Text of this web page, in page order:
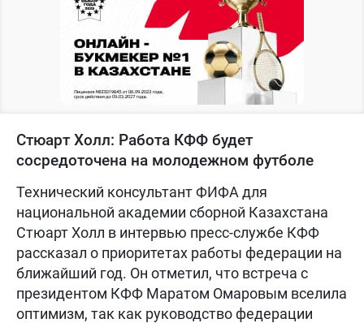
Стюарт Холл: Работа КФФ будет
сосредоточена на молодежном футболе
Технический консультант ФИФА для
национальной академии сборной Казахстана
Стюарт Холл в интервью пресс-службе КФФ
рассказал о приоритетах работы федерации на
ближайший год. Он отметил, что встреча с
президентом КФФ Маратом Омаровым вселила
оптимизм, так как руководство федерации